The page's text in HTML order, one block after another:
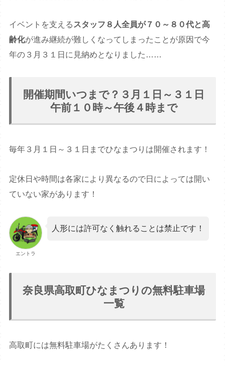
イベントを支える スタッフ８人全員が７０～８０代と高
齢化が進み継続が難しくなってしまったことが原因で今
年の３月３１日に見納めとなりました……
開催期間いつまで？３月１日～３１日
午前１０時～午後４時まで
毎年３月１日～３１日までひなまつりは開催されます！
定休日や時間は各家により異なるので日によっては開い
ていない家があります！
エントラ
人形には許可なく触れることは禁止です！
奈良県高取町ひなまつりの無料駐車場
一覧
高取町には無料駐車場がたくさんあります！